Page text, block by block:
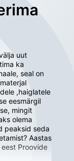
uut
ka
seal on
,haiglatele
eesmärgil
mingit
olema
peaksid seda
Aastas
Proovide